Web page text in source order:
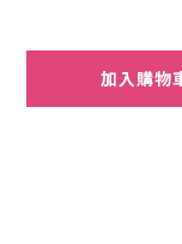
加入購物